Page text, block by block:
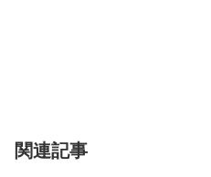
関連記事